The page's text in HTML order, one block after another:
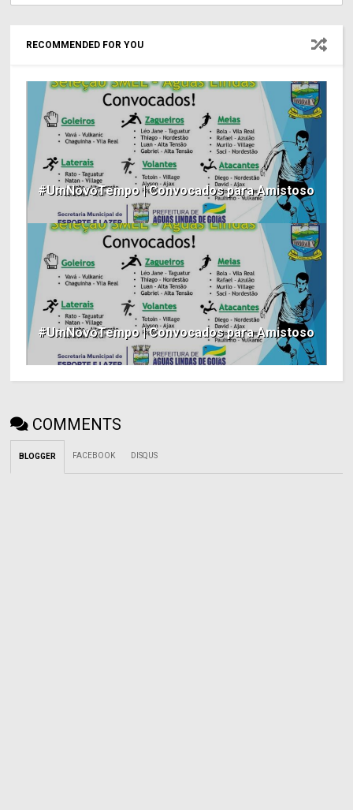
RECOMMENDED FOR YOU
#UmNovoTempo | Convocados para Amistoso
#UmNovoTempo | Convocados para Amistoso
COMMENTS
BLOGGER FACEBOOK DISQUS